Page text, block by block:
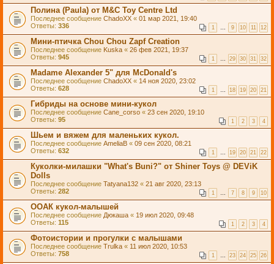
Полина (Paula) от M&C Toy Centre Ltd
Последнее сообщение ChadoXX « 01 мар 2021, 19:40
Ответы: 336 1 … 9 10 11 12
Мини-птичка Chou Chou Zapf Creation
Последнее сообщение Kuska « 26 фев 2021, 19:37
Ответы: 945 1 … 29 30 31 32
Madame Alexander 5" для McDonald's
Последнее сообщение ChadoXX « 14 ноя 2020, 23:02
Ответы: 628 1 … 18 19 20 21
Гибриды на основе мини-кукол
Последнее сообщение Cane_corso « 23 сен 2020, 19:10
Ответы: 95 1 2 3 4
Шьем и вяжем для маленьких кукол.
Последнее сообщение AmeliaB « 09 сен 2020, 08:21
Ответы: 632 1 … 19 20 21 22
Куколки-милашки "What's Buni?" от Shiner Toys @ DEViK
Dolls
Последнее сообщение Tatyana132 « 21 авг 2020, 23:13
Ответы: 282 1 … 7 8 9 10
ООАК кукол-малышей
Последнее сообщение Дюкаша « 19 июл 2020, 09:48
Ответы: 115 1 2 3 4
Фотоистории и прогулки с малышами
Последнее сообщение Trulka « 11 июл 2020, 10:53
Ответы: 758 1 … 23 24 25 26